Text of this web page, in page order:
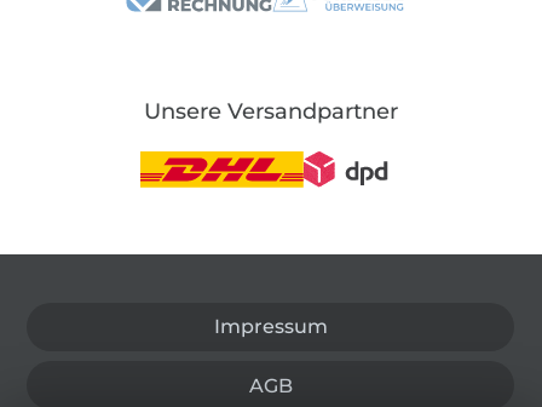
Unsere Versandpartner
Impressum
AGB